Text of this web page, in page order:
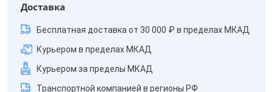
Доставка
Бесплатная доставка от 30 000 ₽ в пределах МКАД
Курьером в пределах МКАД
Курьером за пределы МКАД
Транспортной компанией в регионы РФ